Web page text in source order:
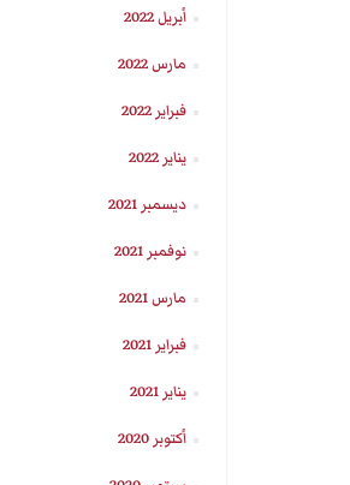
أبريل 2022
مارس 2022
فبراير 2022
يناير 2022
ديسمبر 2021
نوفمبر 2021
مارس 2021
فبراير 2021
يناير 2021
أكتوبر 2020